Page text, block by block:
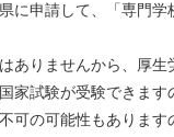
に申請して、「専門
ありませんから、厚
家試験が受験できます
可の可能性もありま